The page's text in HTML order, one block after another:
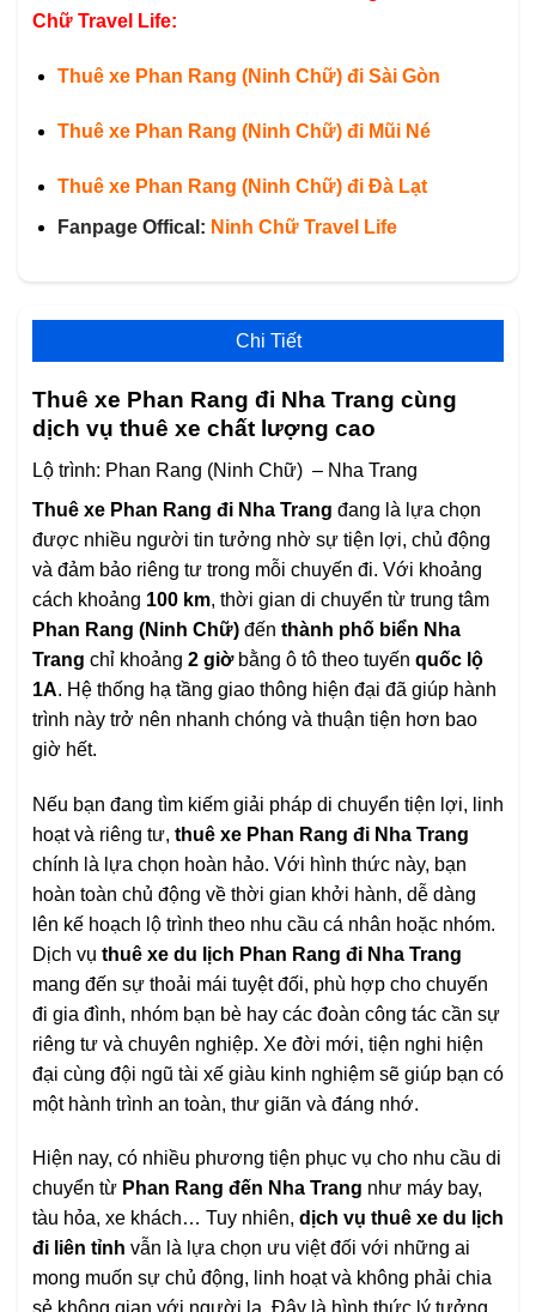
Chữ Travel Life:
Thuê xe Phan Rang (Ninh Chữ) đi Sài Gòn
Thuê xe Phan Rang (Ninh Chữ) đi Mũi Né
Thuê xe Phan Rang (Ninh Chữ) đi Đà Lạt
Fanpage Offical: Ninh Chữ Travel Life
Chi Tiết
Thuê xe Phan Rang đi Nha Trang cùng
dịch vụ thuê xe chất lượng cao
Lộ trình: Phan Rang (Ninh Chữ) – Nha Trang
Thuê xe Phan Rang đi Nha Trang đang là lựa chọn
được nhiều người tin tưởng nhờ sự tiện lợi, chủ động
và đảm bảo riêng tư trong mỗi chuyến đi. Với khoảng
cách khoảng 100 km, thời gian di chuyển từ trung tâm
Phan Rang (Ninh Chữ) đến thành phố biển Nha
Trang chỉ khoảng 2 giờ bằng ô tô theo tuyến quốc lộ
1A. Hệ thống hạ tầng giao thông hiện đại đã giúp hành
trình này trở nên nhanh chóng và thuận tiện hơn bao
giờ hết.
Nếu bạn đang tìm kiếm giải pháp di chuyển tiện lợi, linh
hoạt và riêng tư, thuê xe Phan Rang đi Nha Trang
chính là lựa chọn hoàn hảo. Với hình thức này, bạn
hoàn toàn chủ động về thời gian khởi hành, dễ dàng
lên kế hoạch lộ trình theo nhu cầu cá nhân hoặc nhóm.
Dịch vụ thuê xe du lịch Phan Rang đi Nha Trang
mang đến sự thoải mái tuyệt đối, phù hợp cho chuyến
đi gia đình, nhóm bạn bè hay các đoàn công tác cần sự
riêng tư và chuyên nghiệp. Xe đời mới, tiện nghi hiện
đại cùng đội ngũ tài xế giàu kinh nghiệm sẽ giúp bạn có
một hành trình an toàn, thư giãn và đáng nhớ.
Hiện nay, có nhiều phương tiện phục vụ cho nhu cầu di
chuyển từ Phan Rang đến Nha Trang như máy bay,
tàu hỏa, xe khách… Tuy nhiên, dịch vụ thuê xe du lịch
đi liên tỉnh vẫn là lựa chọn ưu việt đối với những ai
mong muốn sự chủ động, linh hoạt và không phải chia